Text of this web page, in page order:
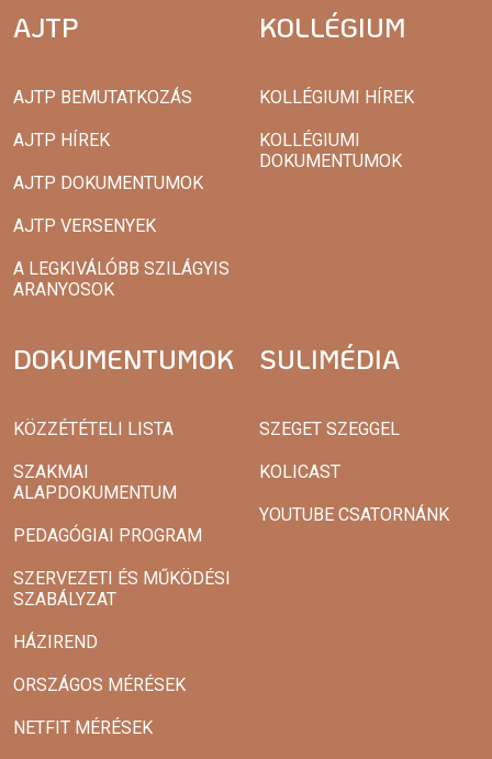
AJTP
AJTP BEMUTATKOZÁS
AJTP HÍREK
AJTP DOKUMENTUMOK
AJTP VERSENYEK
A LEGKIVÁLÓBB SZILÁGYIS
ARANYOSOK
KOLLÉGIUM
KOLLÉGIUMI HÍREK
KOLLÉGIUMI
DOKUMENTUMOK
DOKUMENTUMOK
KÖZZÉTÉTELI LISTA
SZAKMAI
ALAPDOKUMENTUM
PEDAGÓGIAI PROGRAM
SZERVEZETI ÉS MŰKÖDÉSI
SZABÁLYZAT
HÁZIREND
ORSZÁGOS MÉRÉSEK
NETFIT MÉRÉSEK
SULIMÉDIA
SZEGET SZEGGEL
KOLICAST
YOUTUBE CSATORNÁNK